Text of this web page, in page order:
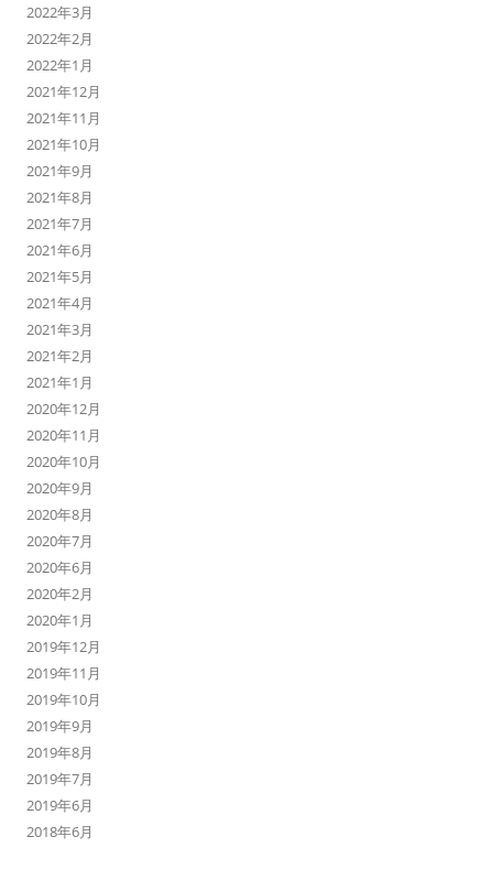
2022年3月
2022年2月
2022年1月
2021年12月
2021年11月
2021年10月
2021年9月
2021年8月
2021年7月
2021年6月
2021年5月
2021年4月
2021年3月
2021年2月
2021年1月
2020年12月
2020年11月
2020年10月
2020年9月
2020年8月
2020年7月
2020年6月
2020年2月
2020年1月
2019年12月
2019年11月
2019年10月
2019年9月
2019年8月
2019年7月
2019年6月
2018年6月